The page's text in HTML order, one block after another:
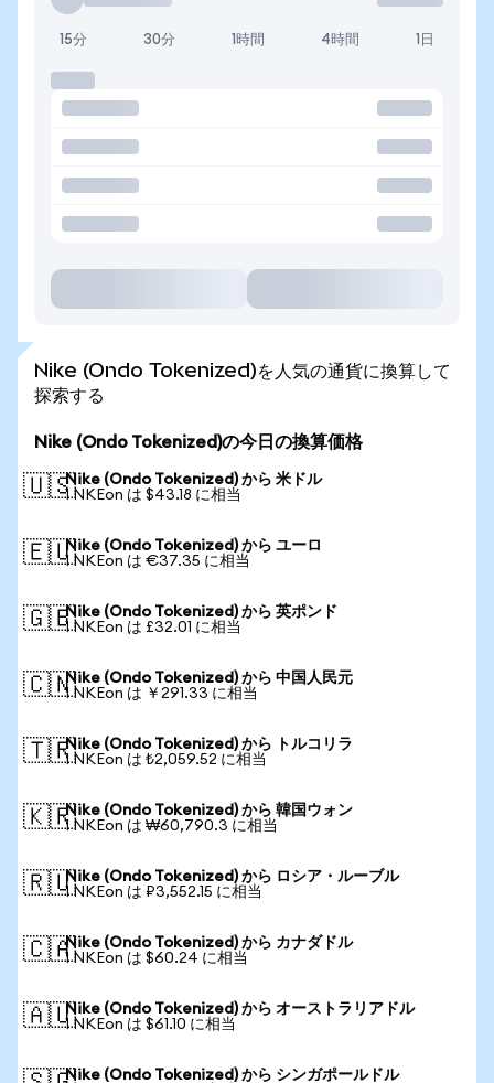
15分 30分 1時間 4時間 1日
Nike (Ondo Tokenized)を人気の通貨に換算して
探索する
Nike (Ondo Tokenized)の今日の換算価格
🇺🇸Nike (Ondo Tokenized) から 米ドル
1 NKEon は $43.18 に相当
🇪🇺Nike (Ondo Tokenized) から ユーロ
1 NKEon は €37.35 に相当
🇬🇧Nike (Ondo Tokenized) から 英ポンド
1 NKEon は £32.01 に相当
🇨🇳Nike (Ondo Tokenized) から 中国人民元
1 NKEon は ￥291.33 に相当
🇹🇷Nike (Ondo Tokenized) から トルコリラ
1 NKEon は ₺2,059.52 に相当
🇰🇷Nike (Ondo Tokenized) から 韓国ウォン
1 NKEon は ₩60,790.3 に相当
🇷🇺Nike (Ondo Tokenized) から ロシア・ルーブル
1 NKEon は ₽3,552.15 に相当
🇨🇦Nike (Ondo Tokenized) から カナダドル
1 NKEon は $60.24 に相当
🇦🇺Nike (Ondo Tokenized) から オーストラリアドル
1 NKEon は $61.10 に相当
Nike (Ondo Tokenized) から シンガポールドル